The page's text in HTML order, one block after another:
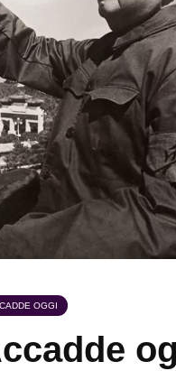
OGGI